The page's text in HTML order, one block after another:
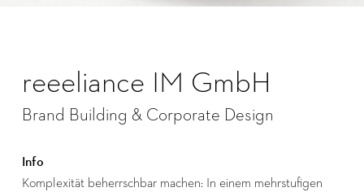
reeeliance IM GmbH
Brand Building & Corporate Design
Info
Komplexität beherrschbar machen: In einem mehrstufigen